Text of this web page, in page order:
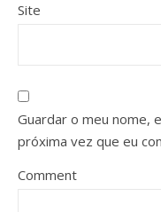
Site
Guardar o meu nome,
próxima vez que eu
Comment